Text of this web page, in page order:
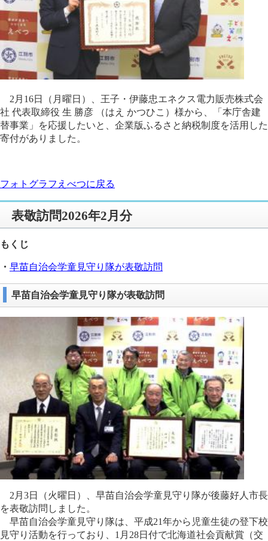
2月16日（月曜日）、王子・伊藤忠エネクス電力販売株式会
社 代表取締役 生 勝彦 （はえ かつひこ）様から、「本庁舎建
替事業」を応援したいと、企業版ふるさと納税制度を活用した
寄付がありました。
フォトグラフえべつに戻る
表敬訪問2026年2月分
もくじ
・ 早苗自治会学童見守り隊が表敬訪問
早苗自治会学童見守り隊が表敬訪問
2月3日（火曜日）、早苗自治会学童見守り隊が後藤好人市長
を表敬訪問しました。
早苗自治会学童見守り隊は、平成21年から児童生徒の登下校
見守り活動を行っており、1月28日付で北海道社会貢献賞（交